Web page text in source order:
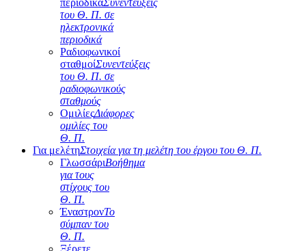
περιοδικάΣυνεντεύξεις
του Θ. Π. σε
ηλεκτρονικά
περιοδικά
Ραδιοφωνικοί
σταθμοίΣυνεντεύξεις
του Θ. Π. σε
ραδιοφωνικούς
σταθμούς
ΟμιλίεςΔιάφορες
ομιλίες του
Θ. Π.
Για μελέτηΣτοιχεία για τη μελέτη του έργου του Θ. Π.
ΓλωσσάριΒοήθημα
για τους
στίχους του
Θ. Π.
ΈναστρονΤο
σύμπαν του
Θ. Π.